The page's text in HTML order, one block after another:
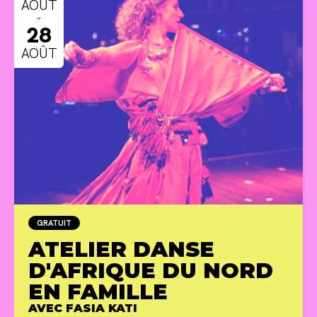
AOÛT
ˇ
28
AOÛT
GRATUIT
ATELIER DANSE
D'AFRIQUE DU NORD
EN FAMILLE
AVEC FASIA KATI